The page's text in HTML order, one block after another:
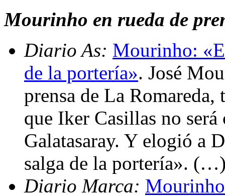
Mourinho en rueda de
Diario As: Mourinho:
de la portería». José
prensa de La Romareda,
que Iker Casillas no
Galatasaray. Y elogió a
salga de la portería».
Diario Marca: